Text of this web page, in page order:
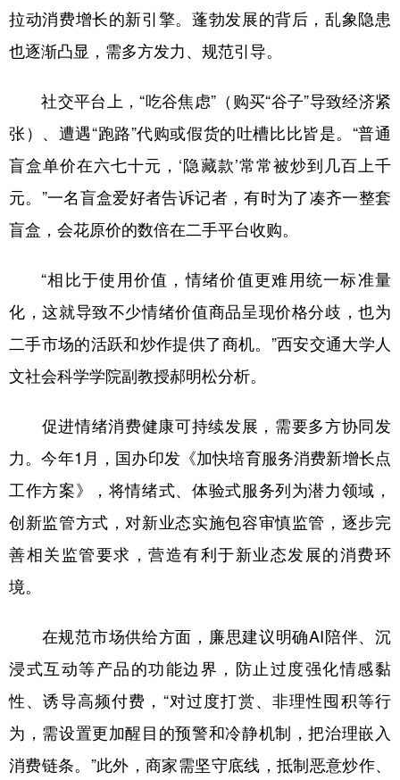
拉动消费增长的新引擎。蓬勃发展的背后，乱象隐患
也逐渐凸显，需多方发力、规范引导。
社交平台上，“吃谷焦虑”（购买“谷子”导致经济紧
张）、遭遇“跑路”代购或假货的吐槽比比皆是。“普通
盲盒单价在六七十元，‘隐藏款’常常被炒到几百上千
元。”一名盲盒爱好者告诉记者，有时为了凑齐一整套
盲盒，会花原价的数倍在二手平台收购。
“相比于使用价值，情绪价值更难用统一标准量
化，这就导致不少情绪价值商品呈现价格分歧，也为
二手市场的活跃和炒作提供了商机。”西安交通大学人
文社会科学学院副教授郝明松分析。
促进情绪消费健康可持续发展，需要多方协同发
力。今年1月，国办印发《加快培育服务消费新增长点
工作方案》，将情绪式、体验式服务列为潜力领域，
创新监管方式，对新业态实施包容审慎监管，逐步完
善相关监管要求，营造有利于新业态发展的消费环
境。
在规范市场供给方面，廉思建议明确AI陪伴、沉
浸式互动等产品的功能边界，防止过度强化情感黏
性、诱导高频付费，“对过度打赏、非理性囤积等行
为，需设置更加醒目的预警和冷静机制，把治理嵌入
消费链条。”此外，商家需坚守底线，抵制恶意炒作、